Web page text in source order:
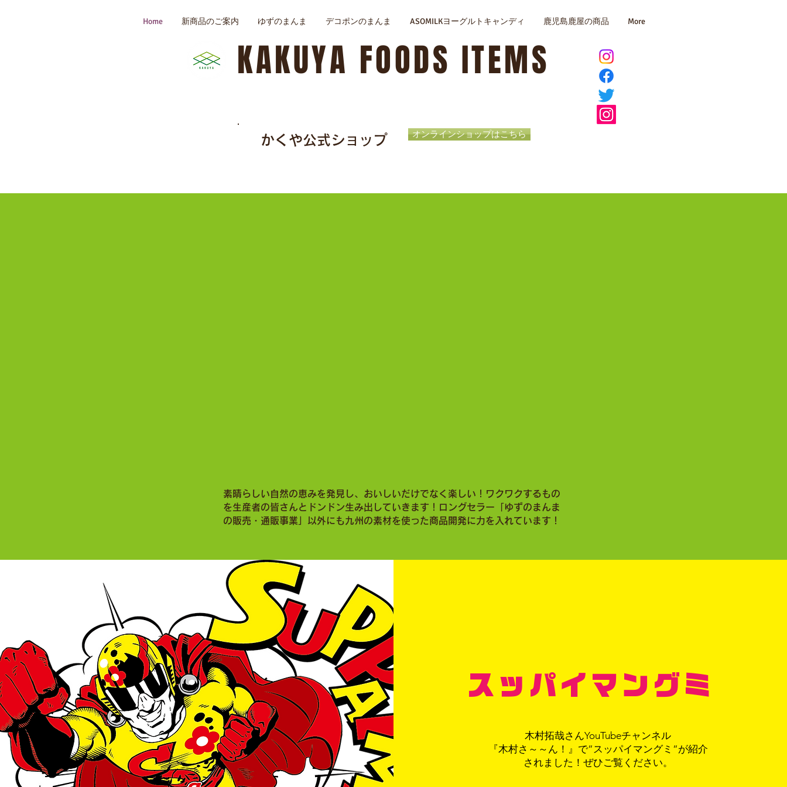
Home 新商品のご案内 ゆずのまんま デコポンのまんま ASOMILKヨーグルトキャンディ 鹿児島鹿屋の商品 More
KAKUYA FOODS ITEMS
かくや公式ショップ オンラインショップはこちら
素晴らしい自然の恵みを発見し、おいしいだけでなく楽しい！ワクワクするもの
を生産者の皆さんとドンドン生み出していきます！ロングセラー「ゆずのまんま
の販売・通販事業」以外にも九州の素材を使った商品開発に力を入れています！
スッパイマングミ
木村拓哉さんYouTubeチャンネル
『木村さ～～ん！』で”スッパイマングミ”が紹介
されました！ぜひご覧ください。